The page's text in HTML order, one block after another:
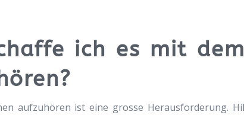
ich es mit
aufzuhören ist eine grosse Herausforderung.